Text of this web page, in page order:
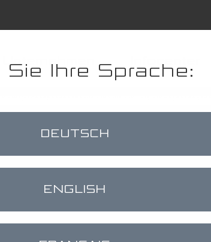
Unternehmen Infocenter
Sie Ihre Sprache:
DEUTSCH
ENGLISH